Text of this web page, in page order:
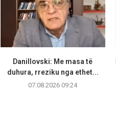
Danillovski: Me masa të
duhura, rreziku nga ethet...
07.08.2026 09:24